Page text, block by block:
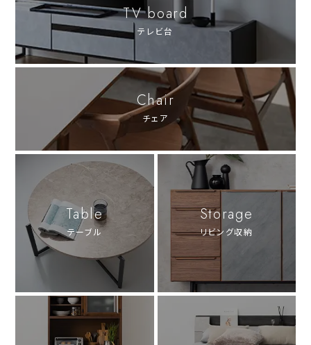
TV board
テレビ台
Chair
チェア
Table
テーブル
Storage
リビング収納